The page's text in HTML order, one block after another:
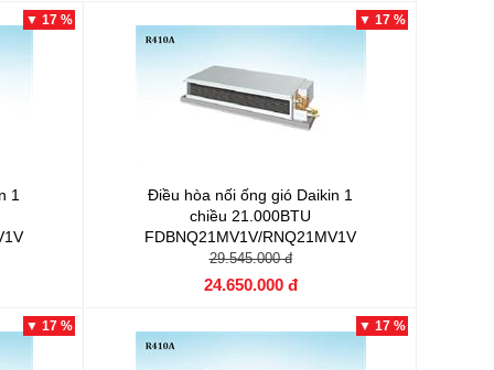
▼ 17 %
1
▼ 17 %
Điều hòa nối ống gió Daikin 1
chiều 21.000BTU
FDBNQ21MV1V/RNQ21MV1V
29.545.000 đ
24.650.000 đ
▼ 17 % ▼ 17 %